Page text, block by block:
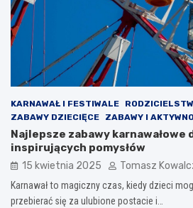
KARNAWAŁ I FESTIWALE
ZABAWY DZIECIĘCE
ZABAWY I
Najlepsze zabawy karnawałowe
inspirujących pomysłów
15 kwietnia 2025 Tomasz
Karnawał to magiczny czas, kiedy dzieci
przebierać się za ulubione postacie i…